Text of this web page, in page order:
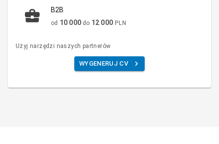
B2B
od 10 000 do 12 000 PLN
Użyj narzędzi naszych partnerów
WYGENERUJ CV